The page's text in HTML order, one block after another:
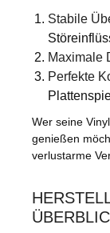
Stabile
Maximale
Perfekte
Wer seine
genießen
verlustarme